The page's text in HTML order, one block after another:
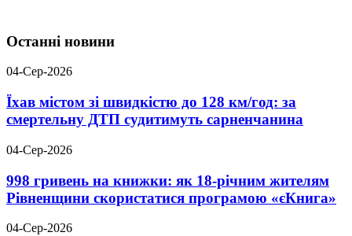
Останні новини
04-Сер-2026
Їхав містом зі швидкістю до 128 км/год: за
смертельну ДТП судитимуть сарненчанина
04-Сер-2026
998 гривень на книжки: як 18-річним жителям
Рівненщини скористатися програмою «єКнига»
04-Сер-2026